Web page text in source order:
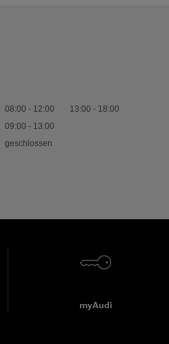
08:00 - 12:00 13:00 - 18:00
09:00 - 13:00
geschlossen
myAudi